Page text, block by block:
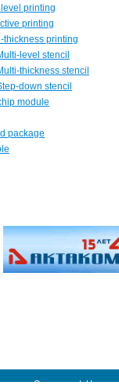
printing
printing
thickness printing
level stencil
thickness stencil
down stencil
module
package
О проекте|